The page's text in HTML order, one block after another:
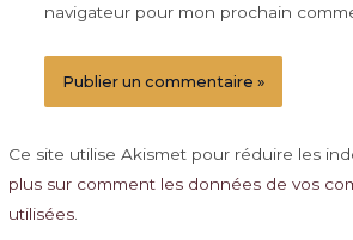
navigateur pour mon prochain
Ce site utilise Akismet pour réduire les
plus sur comment les données de vos
utilisées.